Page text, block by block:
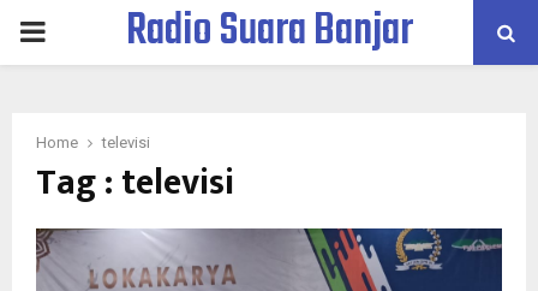
PRIMARYRadio Suara Banjar
Home televisi
Tag : televisi